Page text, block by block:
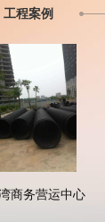
工程案例
商务营运中心